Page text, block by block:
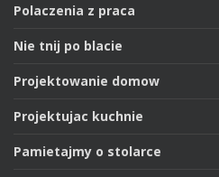
Polaczenia z praca
Nie tnij po blacie
Projektowanie domow
Projektujac kuchnie
Pamietajmy o stolarce